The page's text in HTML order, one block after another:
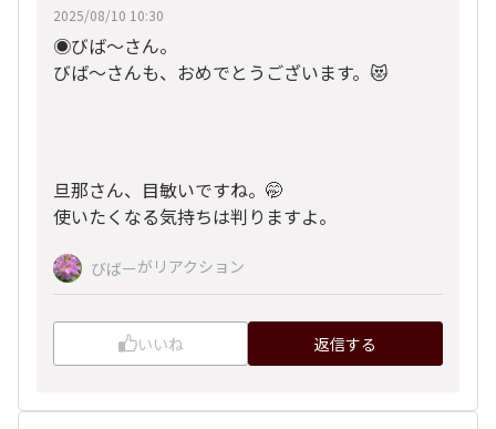
2025/08/10 10:30
◉びば〜さん。
びば〜さんも、おめでとうございます。😻
旦那さん、目敏いですね。🤭
使いたくなる気持ちは判りますよ。
びばーがリアクション
いいね 返信する